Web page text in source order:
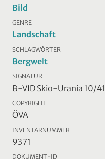
Bild
GENRE
Landschaft
SCHLAGWÖRTER
Bergwelt
SIGNATUR
B-VID Skio-Urania 10/41
COPYRIGHT
ÖVA
INVENTARNUMMER
9371
DOKUMENT-ID